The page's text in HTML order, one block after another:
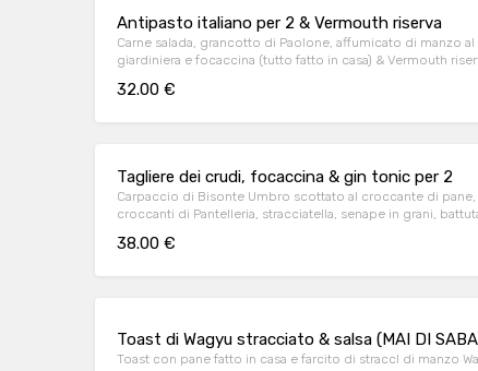
Antipasto italiano per 2 & Vermouth riserva
Carne salada, grancotto di Paolone, affumicato di manzo
giardiniera e focaccina (tutto fatto in casa) & Vermouth
32.00 €
Tagliere dei crudi, focaccina & gin tonic per 2
Carpaccio di Bisonte Umbro scottato al croccante di
croccanti di Pantelleria, stracciatella, senape in grani,
38.00 €
Toast di Wagyu stracciato & salsa (MAI DI
Toast con pane fatto in casa e farcito di straccI di manzo